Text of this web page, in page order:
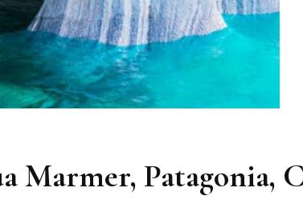
Marmer, Patagonia,